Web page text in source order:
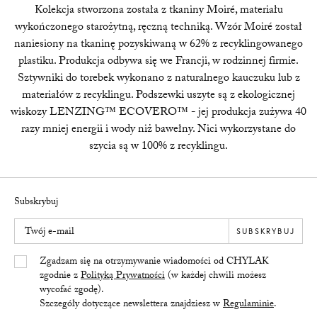
Kolekcja stworzona została z tkaniny Moiré, materiału
wykończonego starożytną, ręczną techniką. Wzór Moiré został
naniesiony na tkaninę pozyskiwaną w 62% z recyklingowanego
plastiku. Produkcja odbywa się we Francji, w rodzinnej firmie.
Sztywniki do torebek wykonano z naturalnego kauczuku lub z
materiałów z recyklingu. Podszewki uszyte są z ekologicznej
wiskozy LENZING™ ECOVERO™ - jej produkcja zużywa 40
razy mniej energii i wody niż bawełny. Nici wykorzystane do
szycia są w 100% z recyklingu.
Subskrybuj
Twój e-mail
Yes/TakZgadzam się na otrzymywanie wiadomości od CHYLAK
zgodnie zPolityką Prywatności(w każdej chwili możesz
wycofać zgodę).
Szczegóły dotyczące newslettera znajdziesz wRegulaminie.
SUBSKRYBUJ